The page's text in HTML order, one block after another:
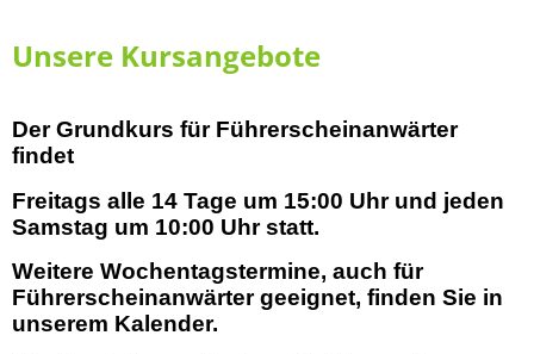
Unsere Kursangebote
Der Grundkurs für Führerscheinanwärter
findet
Freitags alle 14 Tage um 15:00 Uhr und jeden
Samstag um 10:00 Uhr statt.
Weitere Wochentagstermine, auch für
Führerscheinanwärter geeignet, finden Sie in
unserem Kalender.